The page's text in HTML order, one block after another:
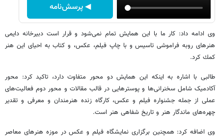
◀ پرسش‌نامه
وی ادامه داد: كار ما با این همایش تمام نمی‌شود و قرار است دبیرخانه دایمی
هنرهای روبه فراموشی تاسیس و با چاپ فیلم، عكس، و كتاب به احیای این هنر
كمك كرد.
طالبی با اشاره به اینكه این همایش دو محور متفاوت دارد، تاكید كرد: محور
آکادمیک شامل سخنرانی‌ها و پوسترهایی در قالب مقالات و محور دوم فعالیت‌های
عملی از جمله جشنواره فیلم و عکس، کارگاه زنده هنرمندان و معرفی و تقدیر
چهره‌های ماندگار هنر و تاریخ شفاهی هنر است.
وی اضافه كرد: همچنین برگزاری نمایشگاه فیلم و عکس در موزه هنرهای معاصر